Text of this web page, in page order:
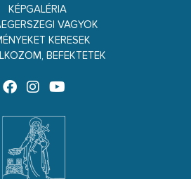
KÉPGALÉRIA
VAGYOK
KERESEK
BEFEKTETEK